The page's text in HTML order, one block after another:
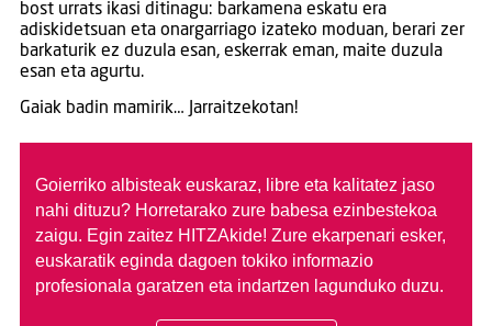
bost urrats ikasi ditinagu: barkamena eskatu era
adiskidetsuan eta onargarriago izateko moduan, berari zer
barkaturik ez duzula esan, eskerrak eman, maite duzula
esan eta agurtu.
Gaiak badin mamirik… Jarraitzekotan!
Goierriko albisteak euskaraz, libre eta kalitatez jaso
nahi dituzu? Horretarako zure babesa ezinbestekoa
zaigu. Egin zaitez HITZAkide! Zure ekarpenari esker,
euskaratik eginda dagoen tokiko informazio
profesionala garatzen eta indartzen lagunduko duzu.